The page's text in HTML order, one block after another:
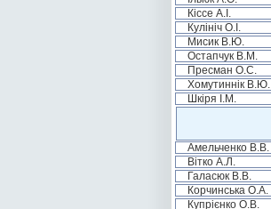
Кіссе А.І.
Кулініч О.І.
Мисик В.Ю.
Остапчук В.М.
Пресман О.С.
Хомутиннік В.Ю.
Шкіря І.М.
Амельченко В.В.
Вітко А.Л.
Галасюк В.В.
Корчинська О.А.
Купрієнко О.В.